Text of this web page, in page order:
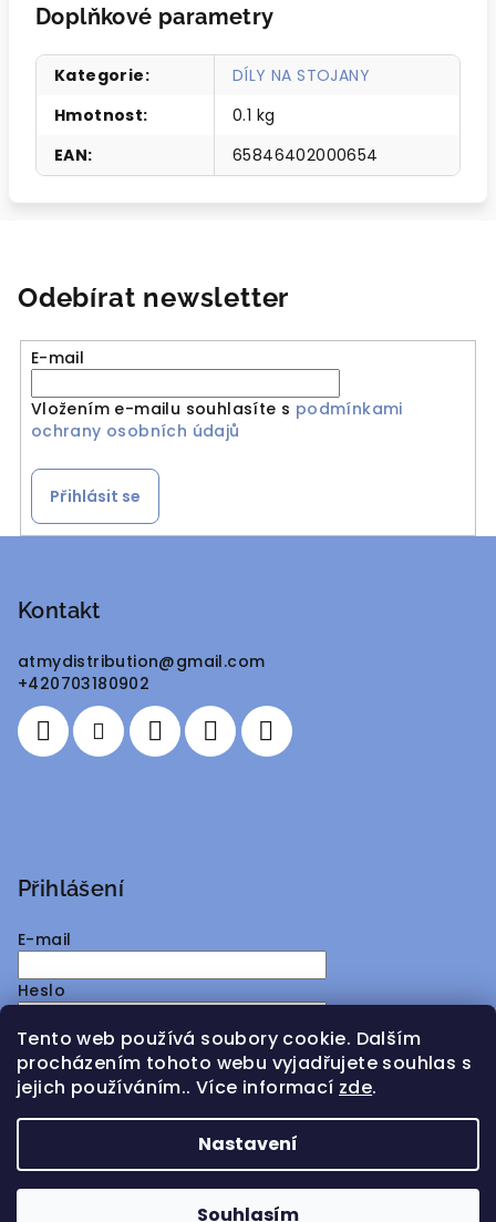
Tento web používá soubory cookie. Dalším
procházením tohoto webu vyjadřujete souhlas s
jejich používáním.. Více informací zde.
Nastavení
Souhlasím
Doplňkové parametry
Kategorie:
DÍLY NA STOJANY
Hmotnost:
0.1 kg
EAN: 65846402000654
Odebírat newsletter
E-mail
Vložením e-mailu souhlasíte s podmínkami
ochrany osobních údajů
Přihlásit se
Kontakt
atmydistribution@gmail.com
+420703180902
Přihlášení
E-mail
Heslo
Přihlásit se
Nová registraceZapomenuté heslo